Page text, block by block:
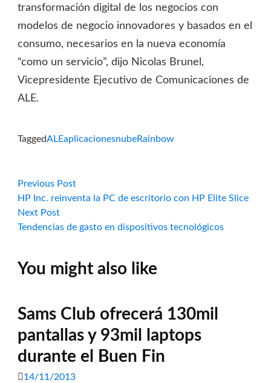
transformación digital de los negocios con
modelos de negocio innovadores y basados en el
consumo, necesarios en la nueva economía
“como un servicio”, dijo Nicolas Brunel,
Vicepresidente Ejecutivo de Comunicaciones de
ALE.
TaggedALEaplicacionesnubeRainbow
Navegación
de
Previous PostPrevious
post:
HP Inc. reinventa la PC de escritorio con HP Elite Slice
Next PostNext
post:
Tendencias de gasto en dispositivos tecnológicos
You might also like
Sams Club ofrecerá 130mil
pantallas y 93mil laptops
durante el Buen Fin
14/11/2013